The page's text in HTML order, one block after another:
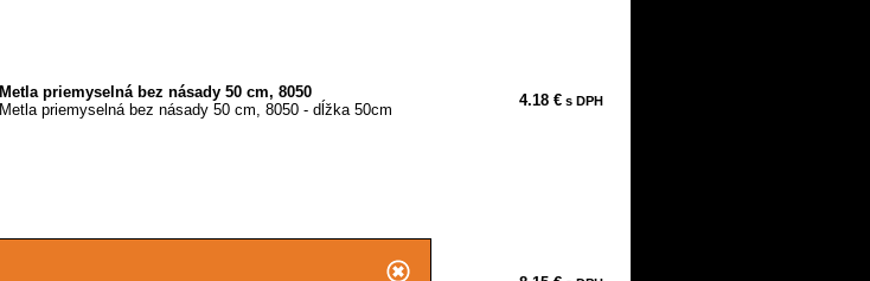
Metla priemyselná bez násady 50 cm, 8050
Metla priemyselná bez násady 50 cm, 8050 - dĺžka 50cm
4.18 € s DPH